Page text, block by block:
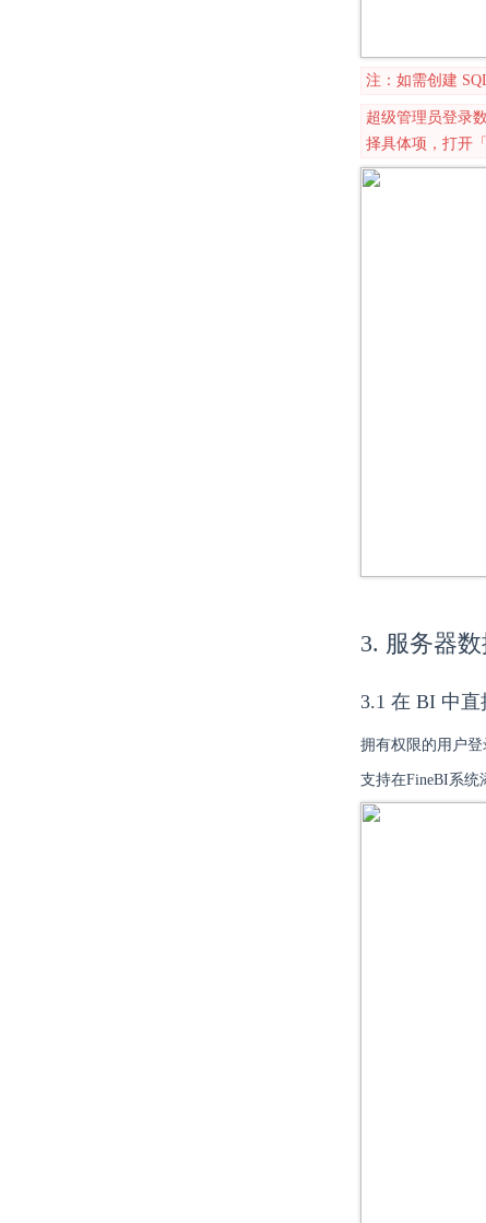
注：如需创建
超级管理员登录
择具体项，打开
3. 服务器
3.1 在 BI 中直
拥有权限的用户
支持在FineBI系统